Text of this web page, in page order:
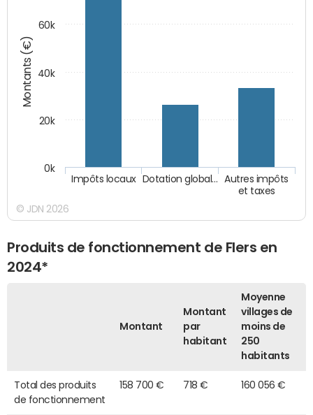
Montants (€)
Autres impôts
et taxes
Dotation global…
Impôts locaux
0k
20k
40k
60k
© JDN 2026
Produits de fonctionnement de Flers en
2024*
Montant
Montant
par
habitant
Moyenne
villages de
moins de
250
habitants
Total des produits
de fonctionnement
158 700 € 718 € 160 056 €